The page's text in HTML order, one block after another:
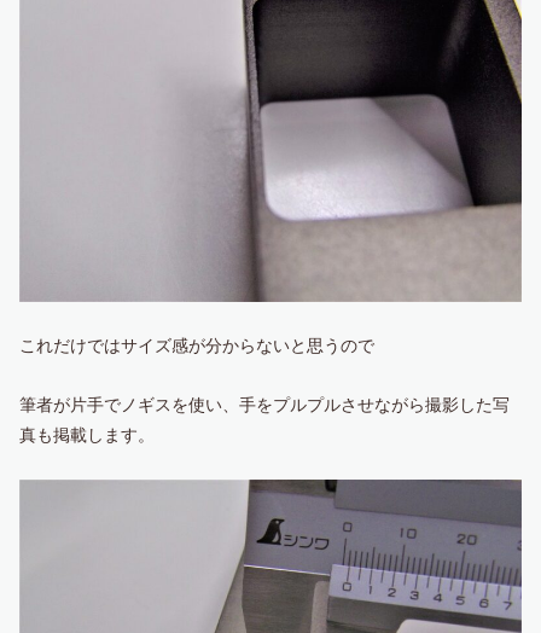
これだけではサイズ感が分からないと思うので
筆者が片手でノギスを使い、手をプルプルさせながら撮影した写
真も掲載します。